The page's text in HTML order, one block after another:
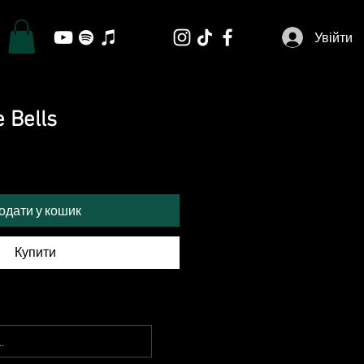
Увійти
Bells
у кошик
Купити